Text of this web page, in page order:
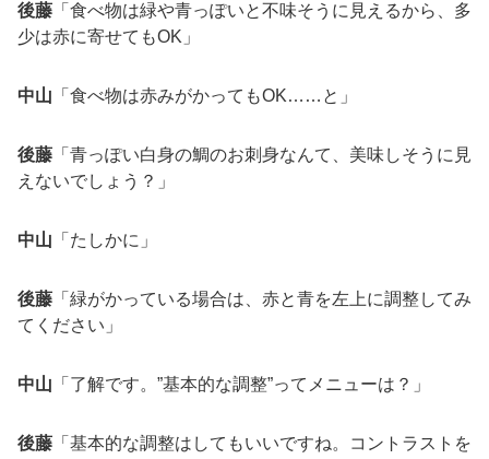
後藤 「食べ物は緑や青っぽいと不味そうに見えるから、多
少は赤に寄せてもOK」
中山 「食べ物は赤みがかってもOK……と」
後藤 「青っぽい白身の鯛のお刺身なんて、美味しそうに見
えないでしょう？」
中山 「たしかに」
後藤 「緑がかっている場合は、赤と青を左上に調整してみ
てください」
中山 「了解です。”基本的な調整”ってメニューは？」
後藤 「基本的な調整はしてもいいですね。コントラストを